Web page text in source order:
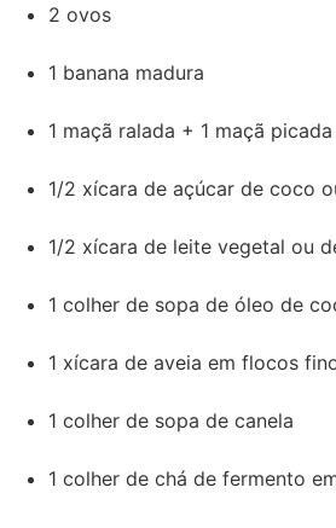
2 ovos
1 banana madura
1 maçã ralada + 1 maçã picada
1/2 xícara de açúcar de coco
1/2 xícara de leite vegetal ou
1 colher de sopa de óleo de
1 xícara de aveia em flocos
1 colher de sopa de canela
1 colher de chá de fermento